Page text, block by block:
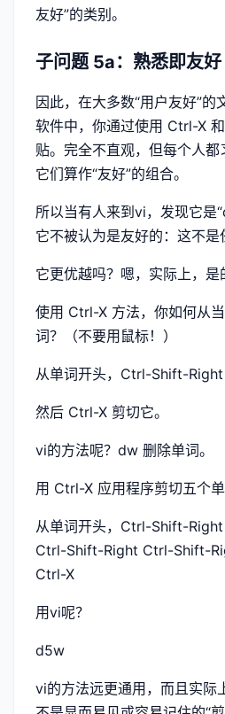
友好”的类别。
子问题 5a：熟悉即友好
因此，在大多数“用户友好”的
软件中，你通过使用 Ctrl-X
贴。完全不直观，但每个人
它们算作“友好”的组合。
所以当有人来到vi，发现它是
它不被认为是友好的：这不是
它更优越吗？嗯，实际上，是
使用 Ctrl-X 方法，你如何从
词？（不要用鼠标！）
从单词开头，Ctrl-Shift-Right
然后 Ctrl-X 剪切它。
vi的方法呢？dw 删除单词。
用 Ctrl-X 应用程序剪切五个单
从单词开头，Ctrl-Shift-
Ctrl-Shift-Right Ctrl-Shift-
Ctrl-X
用vi呢？
d5w
vi的方法远更通用，而且实际